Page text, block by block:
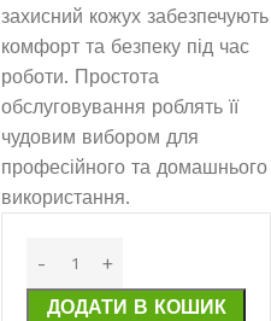
захисний кожух забезпечують
комфорт та безпеку під час
роботи. Простота
обслуговування роблять її
чудовим вибором для
професійного та домашнього
використання.
ДОДАТИ В КОШИК